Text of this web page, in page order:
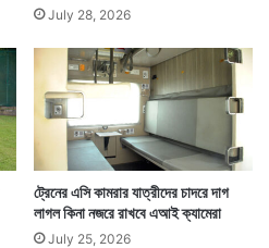
July 28, 2026
ট্রেনের এসি কামরার যাত্রীদের চাদরে দাগ
লাগল কিনা নজরে রাখবে এআই ক্যামেরা
July 25, 2026